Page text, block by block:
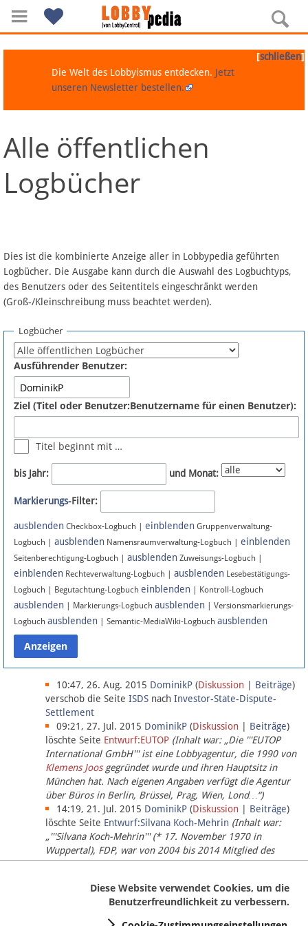
Navigation
Über Lobbypedia
Artikel nach Kategorien
FAQ
Fördermitglied werden
Fehler melden
Newsletter
Bluesky
Facebook
Instagram
Anmelden
Datenschutz
Über Lobbypedia
Impressum
[schließen]
Die Welt des Lobbyismus entdecken. Jetzt
unseren Newsletter bestellen.
Alle öffentlichen
Logbücher
Dies ist die kombinierte Anzeige aller in Lobbypedia geführten
Logbücher. Die Ausgabe kann durch die Auswahl des Logbuchtyps,
des Benutzers oder des Seitentitels eingeschränkt werden
(Groß-/Kleinschreibung muss beachtet werden).
Logbücher
Ausführender Benutzer:
Ziel (Titel oder Benutzer:Benutzername für einen Benutzer):
Titel beginnt mit …
bis Jahr: und Monat:
Markierungs-Filter:
ausblenden Checkbox-Logbuch | einblenden Gruppenverwaltung-
Logbuch | ausblenden Namensraumverwaltung-Logbuch | einblenden
Seitenberechtigung-Logbuch | ausblenden Zuweisungs-Logbuch |
einblenden Rechteverwaltung-Logbuch | ausblenden Lesebestätigungs-
Logbuch | Begutachtung-Logbuch einblenden | Kontroll-Logbuch
ausblenden | Markierungs-Logbuch ausblenden | Versionsmarkierungs-
Logbuch ausblenden | Semantic-MediaWiki-Logbuch ausblenden
10:47, 26. Aug. 2015 DominikP (Diskussion Beiträge)
verschob die Seite ISDS nach Investor-State-Dispute-
Settlement
09:21, 27. Jul. 2015 DominikP (Diskussion Beiträge)
löschte Seite Entwurf:EUTOP (Inhalt war: „Die '''EUTOP
International GmbH''' ist eine Lobbyagentur, die 1990 von
Klemens Joosgegründet wurde und ihren Hauptsitz in
München hat. Nach eigenen Angaben verfügt die Agentur
über Büros in Berlin, Brüssel, Prag, Wien, Lond…“)
14:19, 21. Jul. 2015 DominikP (Diskussion Beiträge)
löschte Seite Entwurf:Silvana Koch-Mehrin (Inhalt war:
„'''Silvana Koch-Mehrin''' (* 17. November 1970 in
Wuppertal), FDP, war von 2004 bis 2014 Mitglied des
Europäischen Parlaments, seit November 2014 ist sie für
Diese Website verwendet Cookies, um die
Benutzerfreundlichkeit zu verbessern.